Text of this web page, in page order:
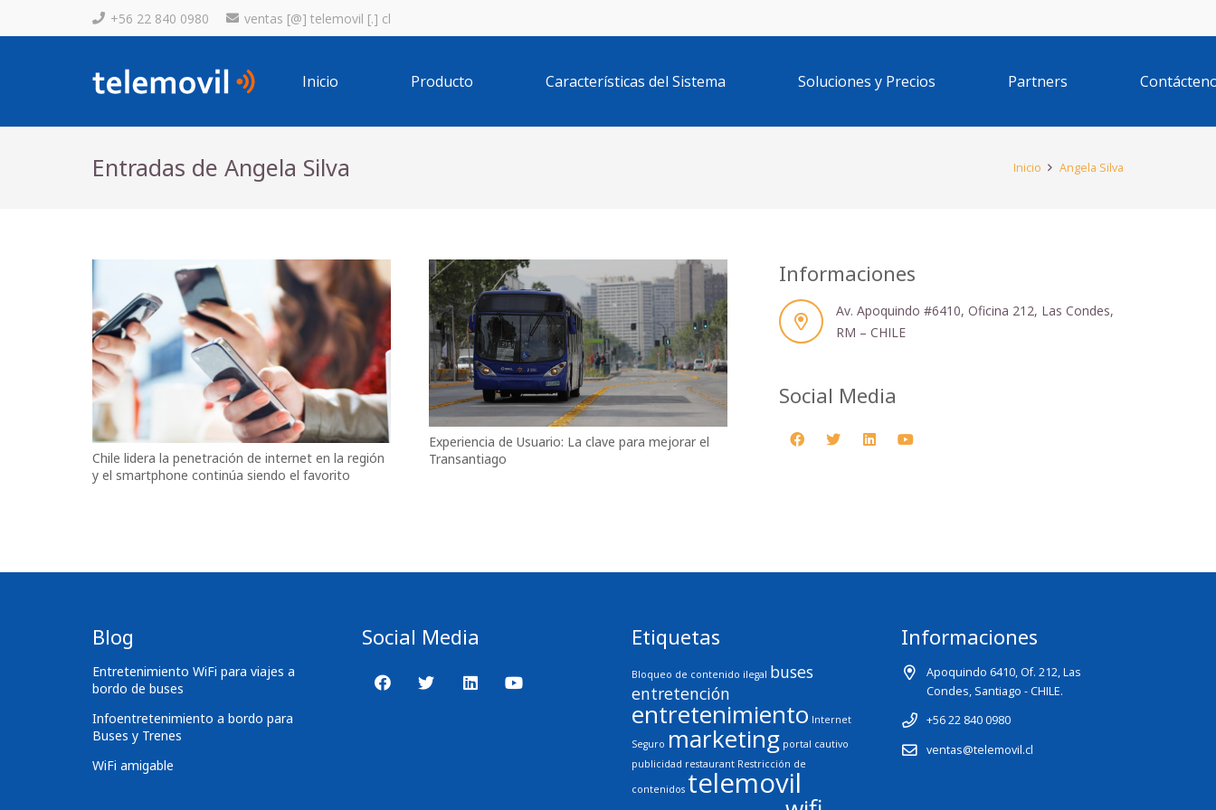
+56 22 840 0980 ventas [@] telemovil [.] cl
Inicio Producto Características del Sistema Soluciones y Precios Partners
Entradas de Angela Silva Inicio Angela Silva
Chile lidera la penetración de internet en la región
y el smartphone continúa siendo el favorito
Experiencia de Usuario: La clave para mejorar el
Transantiago
Informaciones
Av. Apoquindo #6410, Oficina 212, Las Condes,
RM – CHILE
Social Media
Blog
Entretenimiento WiFi para viajes a
bordo de buses
Infoentretenimiento a bordo para
Buses y Trenes
WiFi amigable
Social Media Etiquetas
Bloqueo de contenido ilegal buses
entretención
entretenimiento Internet
Seguro marketing portal cautivo
publicidad restaurant Restricción de
contenidos telemovil
Informaciones
Apoquindo 6410, Of. 212, Las
Condes, Santiago - CHILE.
+56 22 840 0980
ventas@telemovil.cl